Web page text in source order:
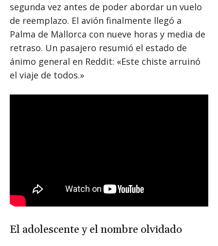
segunda vez antes de poder abordar un vuelo
de reemplazo. El avión finalmente llegó a
Palma de Mallorca con nueve horas y media de
retraso. Un pasajero resumió el estado de
ánimo general en Reddit: «Este chiste arruinó
el viaje de todos.»
El adolescente y el nombre olvidado